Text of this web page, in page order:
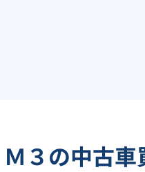
Ｍ３の中古